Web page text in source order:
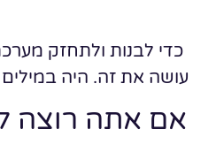
כדי לבנות ולתחזק
עושה את זה. היה
אם אתה רוצה